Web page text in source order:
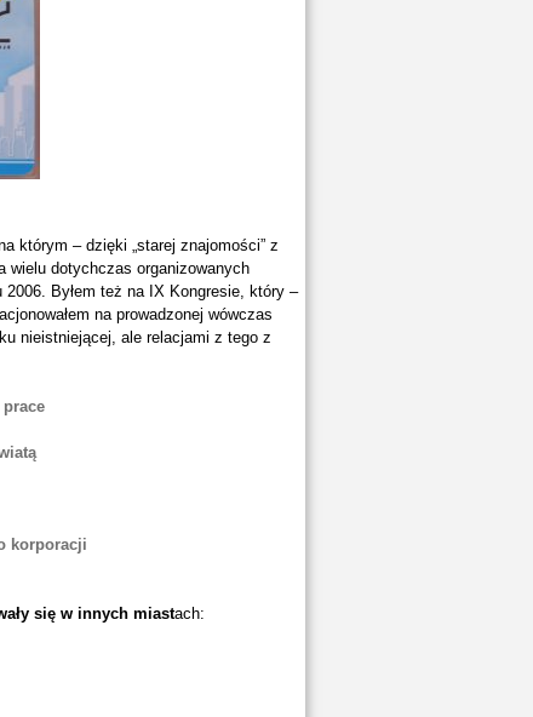
którym – dzięki „starej znajomości” z
wielu dotychczas organizowanych
Byłem też na IX Kongresie, który –
na prowadzonej wówczas
nieistniejącej, ale relacjami z tego z
korporacji
się w innych miastach: